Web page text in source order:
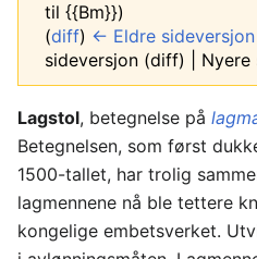
til {{Bm}})
(diff) ← Eldre sideversjon
sideversjon (diff) |
Lagstol, betegnelse på
Betegnelsen, som først
1500-tallet, har trolig
lagmennene nå ble tettere
kongelige embetsverket.